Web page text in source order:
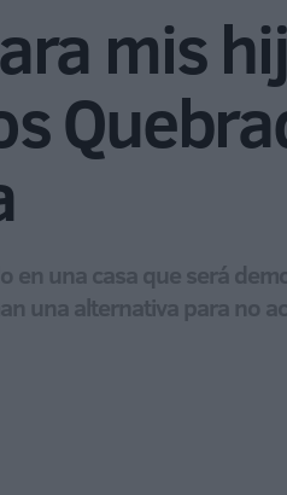
mis
una casa que será
una alternativa para no